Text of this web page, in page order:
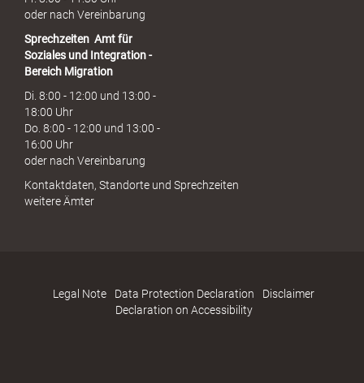
oder nach Vereinbarung
Sprechzeiten Amt für
Soziales und Integration -
Bereich Migration
Di. 8:00 - 12:00 und 13:00 -
18:00 Uhr
Do. 8:00 - 12:00 und 13:00 -
16:00 Uhr
oder nach Vereinbarung
Kontaktdaten, Standorte und Sprechzeiten
weitere Ämter
Legal Note Data Protection Declaration
Disclaimer
Declaration on Accessibility